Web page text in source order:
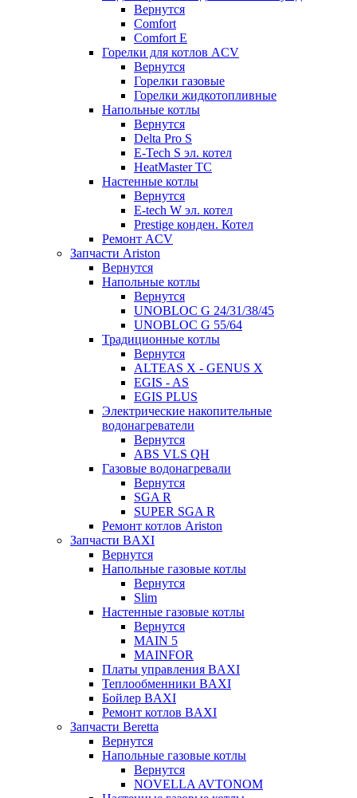
Вернутся
Comfort
Comfort E
Горелки для котлов ACV
Вернутся
Горелки газовые
Горелки жидкотопливные
Напольные котлы
Вернутся
Delta Pro S
E-Tech S эл. котел
HeatMaster TC
Настенные котлы
Вернутся
E-tech W эл. котел
Prestige конден. Котел
Ремонт ACV
Запчасти Ariston
Вернутся
Напольные котлы
Вернутся
UNOBLOC G 24/31/38/45
UNOBLOC G 55/64
Традиционные котлы
Вернутся
ALTEAS X - GENUS X
EGIS - AS
EGIS PLUS
Электрические накопительные
водонагреватели
Вернутся
ABS VLS QH
Газовые водонагревали
Вернутся
SGA R
SUPER SGA R
Ремонт котлов Ariston
Запчасти BAXI
Вернутся
Напольные газовые котлы
Вернутся
Slim
Настенные газовые котлы
Вернутся
MAIN 5
MAINFOR
Платы управления BAXI
Теплообменники BAXI
Бойлер BAXI
Ремонт котлов BAXI
Запчасти Beretta
Вернутся
Напольные газовые котлы
Вернутся
NOVELLA AVTONOM